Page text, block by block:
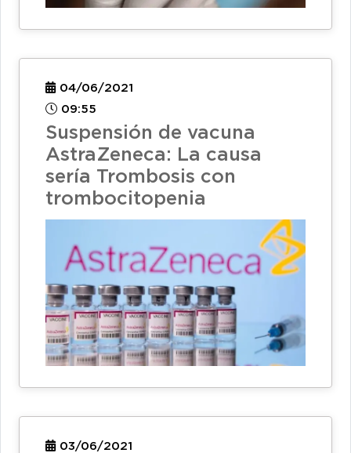
04/06/2021
09:55
Suspensión de vacuna
AstraZeneca: La causa
sería Trombosis con
trombocitopenia
03/06/2021